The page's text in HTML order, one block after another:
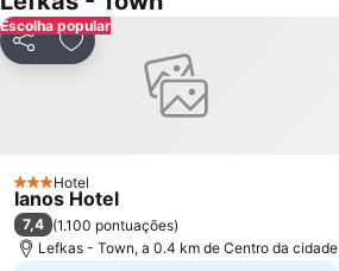
Escolha popular
PartilharAdicionar aos favoritos
3 Estrelas
Hotel
Ianos Hotel
7,4 (1.100 pontuações)
Lefkas - Town, a 0.4 km de Centro da cidade